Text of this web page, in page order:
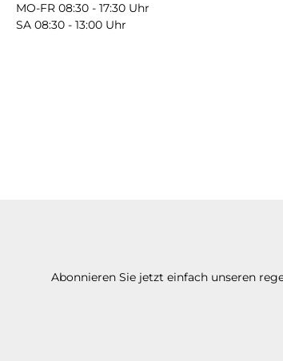
MO-FR 08:30 - 17:30 Uhr
SA 08:30 - 13:00 Uhr
Abonnieren Sie jetzt einfach unseren